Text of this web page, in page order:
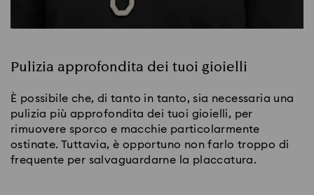
Pulizia approfondita dei tuoi gioielli
È possibile che, di tanto in tanto, sia necessaria una
pulizia più approfondita dei tuoi gioielli, per
rimuovere sporco e macchie particolarmente
ostinate. Tuttavia, è opportuno non farlo troppo di
frequente per salvaguardarne la placcatura.